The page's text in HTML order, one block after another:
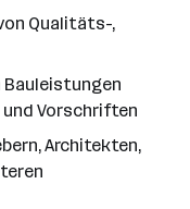
Qualitäts-,
Bauleistungen
Vorschriften
Architekten,